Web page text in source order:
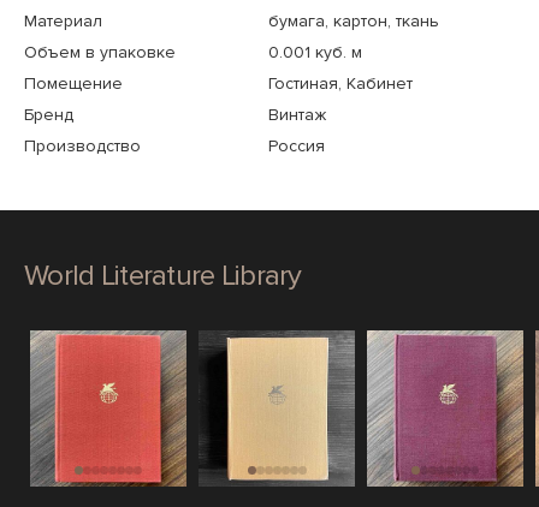
Материал
бумага, картон, ткань
Объем в упаковке
0.001 куб. м
Помещение
Гостиная, Кабинет
Бренд
Винтаж
Производство
Россия
World Literature Library